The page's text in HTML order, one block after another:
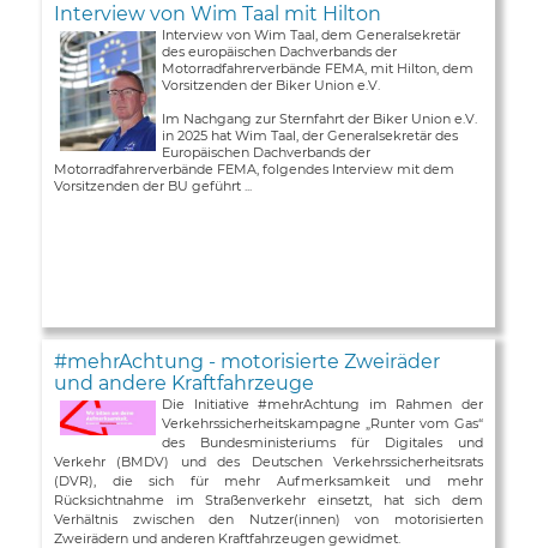
Interview von Wim Taal mit Hilton
Interview von Wim Taal, dem Generalsekretär
des europäischen Dachverbands der
Motorradfahrerverbände FEMA, mit Hilton, dem
Vorsitzenden der Biker Union e.V.
Im Nachgang zur Sternfahrt der Biker Union e.V.
in 2025 hat Wim Taal, der Generalsekretär des
Europäischen Dachverbands der
Motorradfahrerverbände FEMA, folgendes Interview mit dem
Vorsitzenden der BU geführt ...
#mehrAchtung - motorisierte Zweiräder
und andere Kraftfahrzeuge
Die Initiative #mehrAchtung im Rahmen der
Verkehrssicherheitskampagne „Runter vom Gas“
des Bundesministeriums für Digitales und
Verkehr (BMDV) und des Deutschen Verkehrssicherheitsrats
(DVR), die sich für mehr Aufmerksamkeit und mehr
Rücksichtnahme im Straßenverkehr einsetzt, hat sich dem
Verhältnis zwischen den Nutzer(innen) von motorisierten
Zweirädern und anderen Kraftfahrzeugen gewidmet.